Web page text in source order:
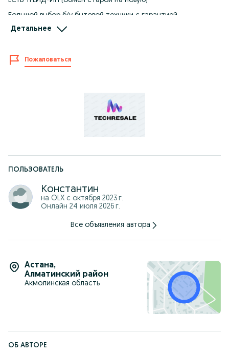
Большой выбор б/у бытовой техники с гарантией.
- Принимаем оплату: Kaspi gold, Kaspi red, Kaspi kredit
- Инстаграм: techresale_kz
- ул. Сатпаева 29, 2й этаж, бутик №29
Детальнее
Пожаловаться
ПОЛЬЗОВАТЕЛЬ
Константин
на OLX с октября 2023 г.
Онлайн 24 июля 2026 г.
Все объявления автора
Астана,
Алматинский район
Акмолинская область
ОБ АВТОРЕ